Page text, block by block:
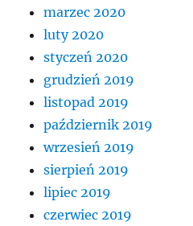
marzec 2020
luty 2020
styczeń 2020
grudzień 2019
listopad 2019
październik 2019
wrzesień 2019
sierpień 2019
lipiec 2019
czerwiec 2019